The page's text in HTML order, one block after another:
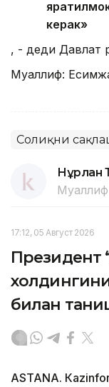
керак»
, - деди Давлат
Муаллиф:
Соғлиқни
Нұрлан
Муаллиф
17:12, 05 Август 2026
Президент
билан
ASTANА.